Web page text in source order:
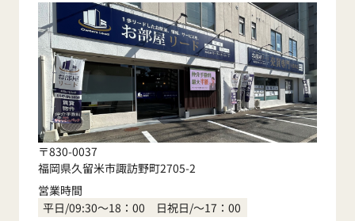
〒830-0037
福岡県久留米市諏訪野町2705-2
営業時間
平日/09:30～18：00 日祝日/～17：00